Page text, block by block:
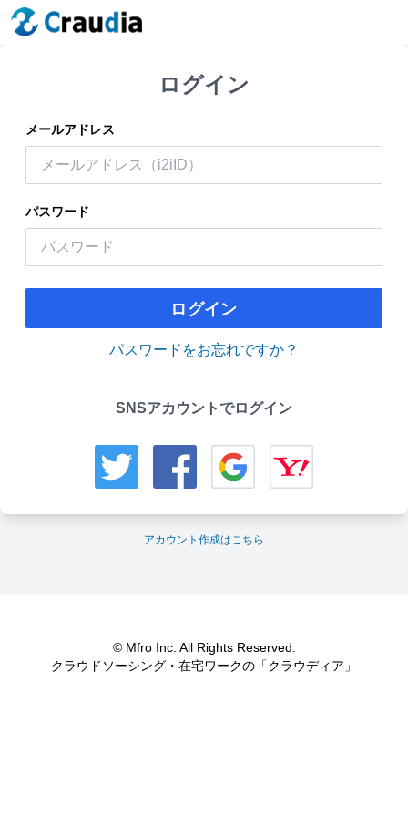
ログイン
メールアドレス
パスワード
ログイン
パスワードをお忘れですか？
SNSアカウントでログイン
アカウント作成はこちら
© Mfro Inc. All Rights Reserved.
クラウドソーシング・在宅ワークの「クラウディア」